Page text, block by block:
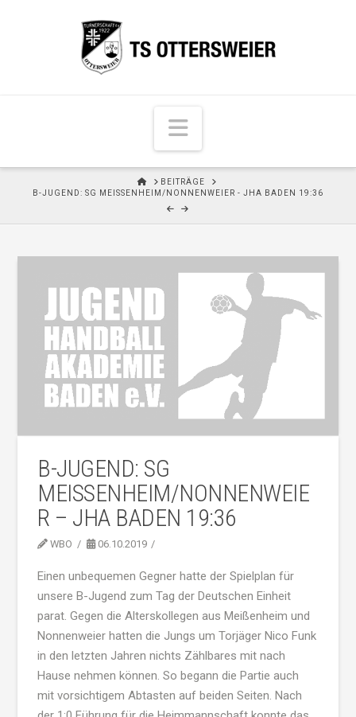
N
a
v
i
g
t
O
BEITRÄGE
B-JUGEND: SG MEISSENHEIM/NONNENWEIER - JHA BADEN 19:36
B-JUGEND: SG
MEISSENHEIM/NONNENWEIER
– JHA BADEN 19:36
WBO 06.10.2019
Einen unbequemen Gegner hatte der Spielplan für
unsere B-Jugend zum Tag der Deutschen Einheit
parat. Gegen die Alterskollegen aus Meißenheim und
Nonnenweier hatten die Jungs um Torjäger Nico Funk
in den letzten Jahren nichts Zählbares mit nach
Hause nehmen können. So begann die Partie auch
mit vorsichtigem Abtasten auf beiden Seiten. Nach